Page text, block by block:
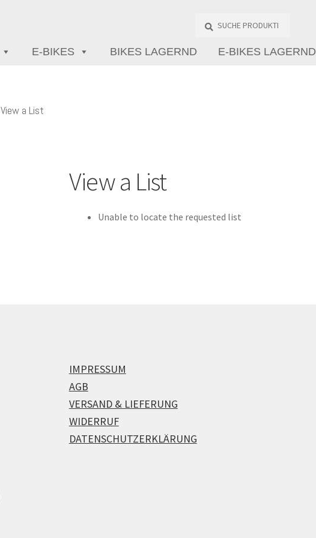
Produkte
E-BIKES BIKES LAGERND E-BIKES LAGERND
View a List
View a List
Unable to locate the requested list
IMPRESSUM
AGB
VERSAND & LIEFERUNG
WIDERRUF
DATENSCHUTZERKLÄRUNG